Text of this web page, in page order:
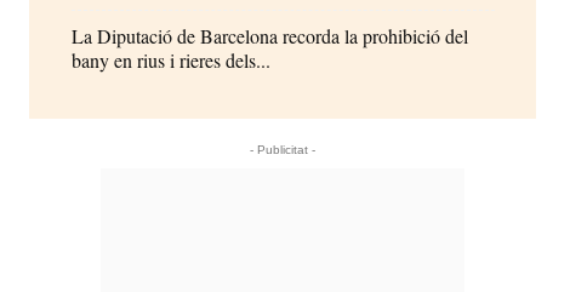
La Diputació de Barcelona recorda la prohibició del
bany en rius i rieres dels...
- Publicitat -